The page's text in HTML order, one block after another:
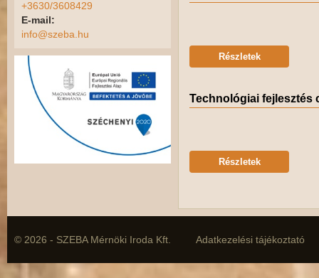
+3630/3608429
E-mail:
info@szeba.hu
Részletek
Technológiai fejlesztés
Részletek
© 2026 - SZEBA Mérnöki Iroda Kft. Adatkezelési tájékoztató